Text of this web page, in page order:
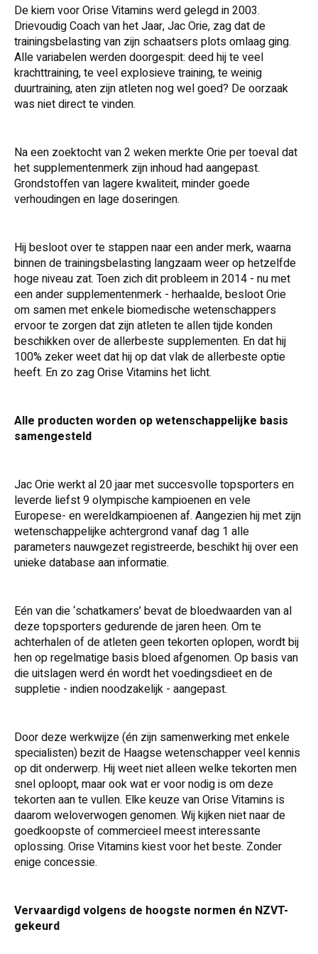
De kiem voor Orise Vitamins werd gelegd in 2003.
Drievoudig Coach van het Jaar, Jac Orie, zag dat de
trainingsbelasting van zijn schaatsers plots omlaag ging.
Alle variabelen werden doorgespit: deed hij te veel
krachttraining, te veel explosieve training, te weinig
duurtraining, aten zijn atleten nog wel goed? De oorzaak
was niet direct te vinden.
Na een zoektocht van 2 weken merkte Orie per toeval dat
het supplementenmerk zijn inhoud had aangepast.
Grondstoffen van lagere kwaliteit, minder goede
verhoudingen en lage doseringen.
Hij besloot over te stappen naar een ander merk, waarna
binnen de trainingsbelasting langzaam weer op hetzelfde
hoge niveau zat. Toen zich dit probleem in 2014 - nu met
een ander supplementenmerk - herhaalde, besloot Orie
om samen met enkele biomedische wetenschappers
ervoor te zorgen dat zijn atleten te allen tijde konden
beschikken over de allerbeste supplementen. En dat hij
100% zeker weet dat hij op dat vlak de allerbeste optie
heeft. En zo zag Orise Vitamins het licht.
Alle producten worden op wetenschappelijke basis
samengesteld
Jac Orie werkt al 20 jaar met succesvolle topsporters en
leverde liefst 9 olympische kampioenen en vele
Europese- en wereldkampioenen af. Aangezien hij met zijn
wetenschappelijke achtergrond vanaf dag 1 alle
parameters nauwgezet registreerde, beschikt hij over een
unieke database aan informatie.
Eén van die ‘schatkamers’ bevat de bloedwaarden van al
deze topsporters gedurende de jaren heen. Om te
achterhalen of de atleten geen tekorten oplopen, wordt bij
hen op regelmatige basis bloed afgenomen. Op basis van
die uitslagen werd én wordt het voedingsdieet en de
suppletie - indien noodzakelijk - aangepast.
Door deze werkwijze (én zijn samenwerking met enkele
specialisten) bezit de Haagse wetenschapper veel kennis
op dit onderwerp. Hij weet niet alleen welke tekorten men
snel oploopt, maar ook wat er voor nodig is om deze
tekorten aan te vullen. Elke keuze van Orise Vitamins is
daarom weloverwogen genomen. Wij kijken niet naar de
goedkoopste of commercieel meest interessante
oplossing. Orise Vitamins kiest voor het beste. Zonder
enige concessie.
Vervaardigd volgens de hoogste normen én NZVT-
gekeurd